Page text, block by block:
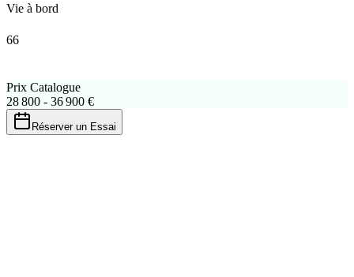
Vie à bord
66
Prix Catalogue
28 800 - 36 900 €
Réserver un Essai